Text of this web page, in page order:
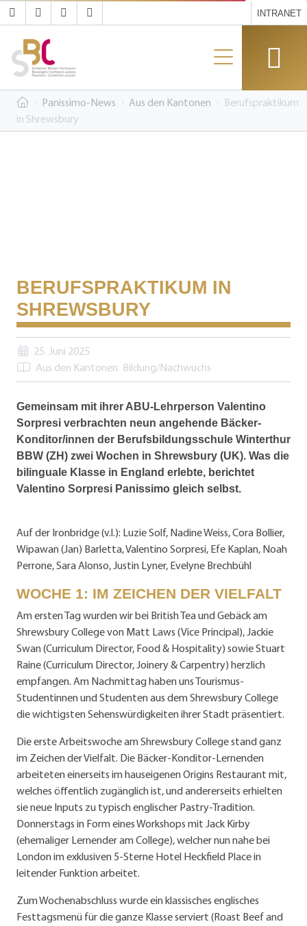
INTRANET
Panissimo-News Aus den Kantonen
Berufspraktikum
in Shrewsbury
BERUFSPRAKTIKUM IN
SHREWSBURY
25. Juni 2025
Aus den Kantonen Bildung/Nachwuchs
Gemeinsam mit ihrer ABU-Lehrperson Valentino
Sorpresi verbrachten neun angehende Bäcker-
Konditor/innen der Berufsbildungsschule Winterthur
BBW (ZH) zwei Wochen in Shrewsbury (UK). Was die
bilinguale Klasse in England erlebte, berichtet
Valentino Sorpresi Panissimo gleich selbst.
Auf der Ironbridge (v.l.): Luzie Solf, Nadine Weiss, Cora Bollier,
Wipawan (Jan) Barletta, Valentino Sorpresi, Efe Kaplan, Noah
Perrone, Sara Alonso, Justin Lyner, Evelyne Brechbühl
WOCHE 1: IM ZEICHEN DER VIELFALT
Am ersten Tag wurden wir bei British Tea und Gebäck am
Shrewsbury College von Matt Laws (Vice Principal), Jackie
Swan (Curriculum Director, Food & Hospitality) sowie Stuart
Raine (Curriculum Director, Joinery & Carpentry) herzlich
empfangen. Am Nachmittag haben uns Tourismus-
Studentinnen und Studenten aus dem Shrewsbury College
die wichtigsten Sehenswürdigkeiten ihrer Stadt präsentiert.
Die erste Arbeitswoche am Shrewsbury College stand ganz
im Zeichen der Vielfalt. Die Bäcker-Konditor-Lernenden
arbeiteten einerseits im hauseigenen Origins Restaurant mit,
welches öffentlich zugänglich ist, und andererseits erhielten
sie neue Inputs zu typisch englischer Pastry-Tradition.
Donnerstags in Form eines Workshops mit Jack Kirby
(ehemaliger Lernender am College), welcher nun nahe bei
London im exklusiven 5-Sterne Hotel Heckfield Place in
leitender Funktion arbeitet.
Zum Wochenabschluss wurde ein klassisches englisches
Festtagsmenü für die ganze Klasse serviert (Roast Beef and